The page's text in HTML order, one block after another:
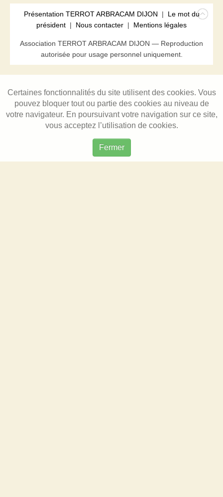
Présentation TERROT ARBRACAM DIJON | Le mot du
président | Nous contacter | Mentions légales
Association TERROT ARBRACAM DIJON — Reproduction
autorisée pour usage personnel uniquement.
Certaines fonctionnalités du site utilisent des cookies. Vous
pouvez bloquer tout ou partie des cookies au niveau de
votre navigateur. En poursuivant votre navigation sur ce site,
vous acceptez l’utilisation de cookies.
Fermer